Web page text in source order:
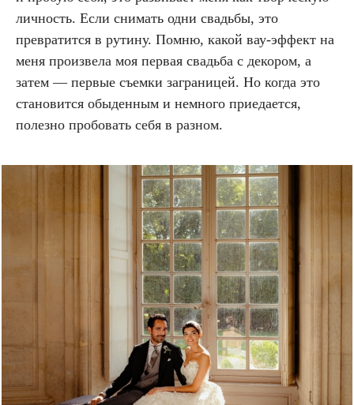
личность. Если снимать одни свадьбы, это
превратится в рутину. Помню, какой вау-эффект на
меня произвела моя первая свадьба с декором, а
затем — первые съемки заграницей. Но когда это
становится обыденным и немного приедается,
полезно пробовать себя в разном.